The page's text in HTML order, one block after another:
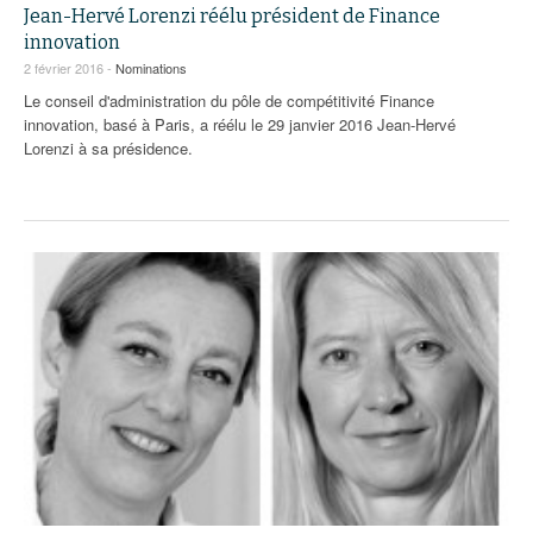
94
95
Jean-Hervé Lorenzi réélu président de Finance
innovation
2 février 2016 - Nominations
Le conseil d'administration du pôle de compétitivité Finance
innovation, basé à Paris, a réélu le 29 janvier 2016 Jean-Hervé
Lorenzi à sa présidence.